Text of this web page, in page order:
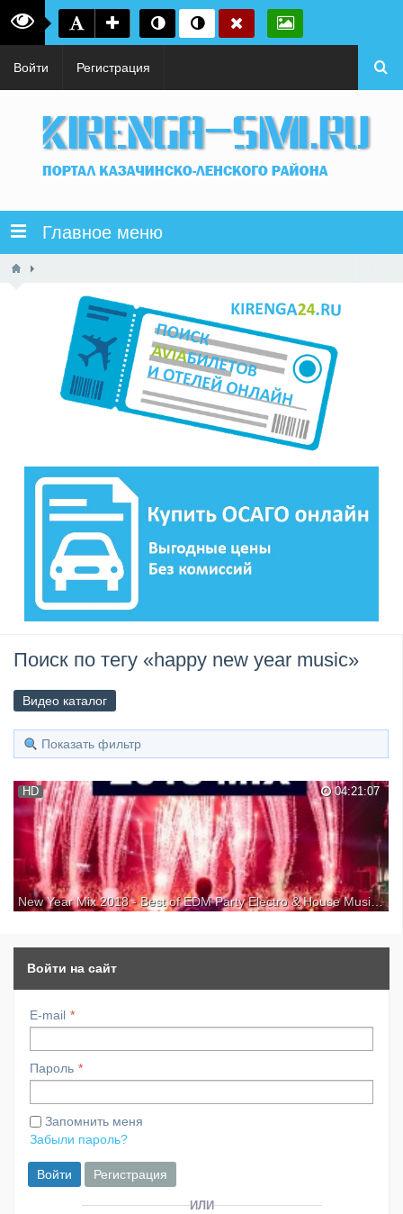
Войти Регистрация
Главное меню
Поиск по тегу «happy new year music»
Видео каталог
Показать фильтр
04:21:07
HD
New Year Mix 2018 - Best of EDM Party Electro & House Music для kirenga-smi.ru
2017 Grab your Tickets for 2018: Facebook: ● ...
Войти на сайт
E-mail
Пароль
Запомнить меня
Забыли пароль?
Войти Регистрация
ИЛИ